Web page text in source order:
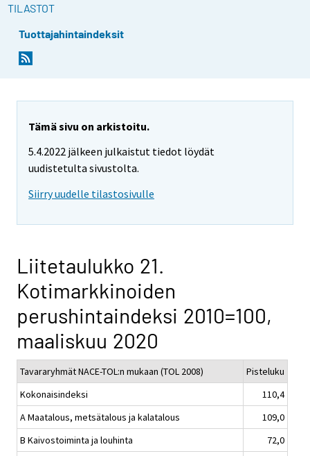
TILASTOT
Tuottajahintaindeksit
Tämä sivu on arkistoitu.
5.4.2022 jälkeen julkaistut tiedot löydät
uudistetulta sivustolta.
Siirry uudelle tilastosivulle
Liitetaulukko 21.
Kotimarkkinoiden
perushintaindeksi 2010=100,
maaliskuu 2020
Tavararyhmät NACE-TOL:n mukaan (TOL 2008)
Pisteluku
Kokonaisindeksi
110,4
A Maatalous, metsätalous ja kalatalous
109,0
B Kaivostoiminta ja louhinta
72,0